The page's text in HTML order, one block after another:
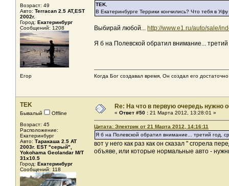
Возраст: 49
Авто: Terracan 2.5 AT,EST
2002г.
Город: Екатеринбург
Сообщений: 1208
Егор
TEK,
В Екатеринбурге Террики кончились? Что тебя в Уфу
Выбирай любой... http://www.e1.ru/auto/sale/
Я б на Полевской обратил внимание...
Когда Бог создавал время, Он создал его достаточно
TEK
Бывалый
Offline
Возраст: 45
Расположение:
Екатеринбург
Авто: Таракаша 2.5 AT
2003г. EST "серый",
Yokohama Geolandar M/T
31x10.5
Город: Екатеринбург
Сообщений: 118
Re: На что в первую очередь нужно
« Ответ #50 : 21 Марта 2012, 13:28:01 »
Цитата: Электрик от 21 Марта 2012, 14:16:11
Я б на Полевской обратил внимание... третий год,
вот у него как раз как он сказал " сгорела
объяве, или которые нормальные авто -